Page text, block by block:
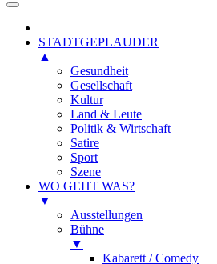
STADTGEPLAUDER
▲
Gesundheit
Gesellschaft
Kultur
Land & Leute
Politik & Wirtschaft
Satire
Sport
Szene
WO GEHT WAS?
▼
Ausstellungen
Bühne
▼
Kabarett / Comedy